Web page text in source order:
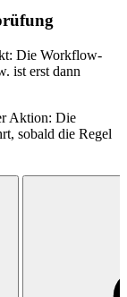
Die Workflow-
ist erst dann
Aktion: Die
sobald die Regel